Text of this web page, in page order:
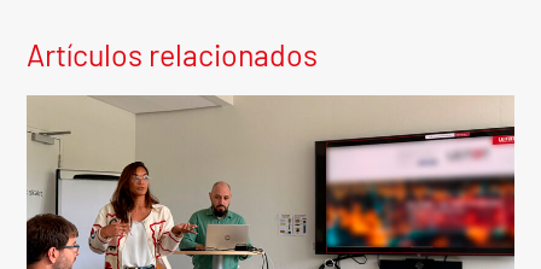
Artículos relacionados